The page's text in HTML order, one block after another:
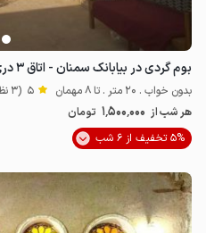
بوم گردی در بیابانک سمنان - اتاق ۳ دری
بدون خواب . 20 متر . تا 8 مهمان 5 (3 نظر)
هر شب از 1٬500٬000 تومان
5% تخفیف از 6 شب